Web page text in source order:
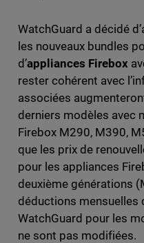
WatchGuard a décidé
les nouveaux bundles
d’appliances Firebox
rester cohérent avec
associées
derniers modèles avec
Firebox M290, M390,
que les prix de
pour les appliances
deuxième générations
déductions mensuelles
WatchGuard pour les
ne sont pas modifiées.